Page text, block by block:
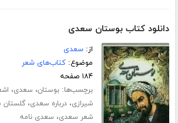
دانلود کتاب بوستان سعدی
از:سعدی
موضوع:کتاب‌های شعر
۱۸۴ صفحه
برچسب‌ها:بوستان، سعدی،
شیرازی،درباره سعدی،
شعر سعدی، سعدی نامه